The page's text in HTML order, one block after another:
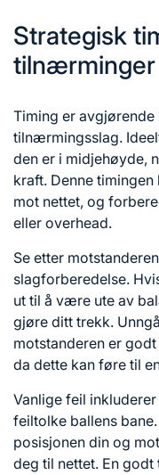
Strategisk
tilnærminger
Timing er
tilnærmingsslag.
den er i midjehøyde,
kraft. Denne
mot nettet, og
eller overhead.
Se etter
slagforberedelse.
ut til å være ute av
gjøre ditt trekk.
motstanderen er
da dette kan føre til
Vanlige feil
feiltolke ballens
posisjonen din og
deg til nettet. En